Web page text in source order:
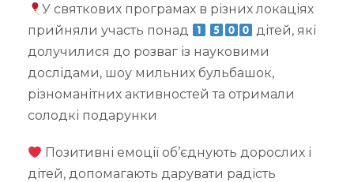
У святкових програмах в різних локаціях
прийняли участь понад
дітей, які
долучилися до розваг із науковими
дослідами, шоу мильних бульбашок,
різноманітних активностей та отримали
солодкі подарунки
Позитивні емоції об’єднують дорослих і
дітей, допомагають дарувати радість